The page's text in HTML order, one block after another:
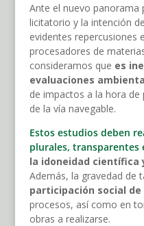
Ante el nuevo panorama
licitatorio y la intención
evidentes repercusiones
procesadores de
consideramos que es
evaluaciones
de impactos a la hora
de la vía navegable.
Estos estudios deben
plurales, transparentes
la idoneidad científica
Además, la gravedad de
participación social
procesos, así como en
obras a realizarse.